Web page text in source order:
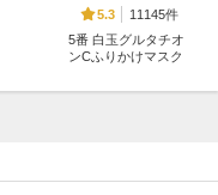
5.3
11145件
5番 白玉グルタチオ
ンCふりかけマスク